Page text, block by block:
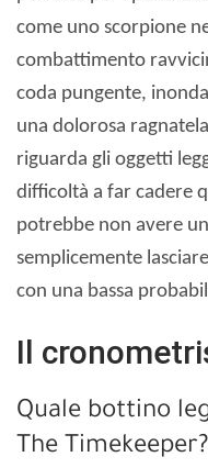
come uno scorpione
combattimento
coda pungente,
una dolorosa
riguarda gli oggetti
difficoltà a far cadere
potrebbe non avere
semplicemente
con una bassa
Il
Quale bottino
The Timekeeper?